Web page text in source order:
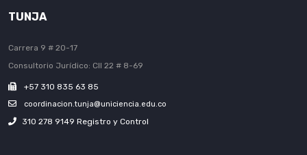
TUNJA
Carrera 9 # 20-17
Consultorio Jurídico: Cll 22 # 8-69
+57 310 835 63 85
coordinacion.tunja@uniciencia.edu.co
310 278 9149 Registro y Control